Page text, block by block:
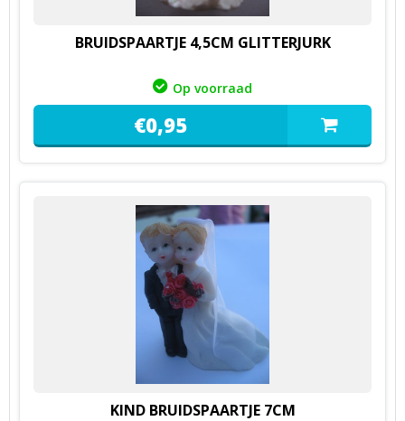
BRUIDSPAARTJE 4,5CM GLITTERJURK
Op voorraad
€0,95
KIND BRUIDSPAARTJE 7CM